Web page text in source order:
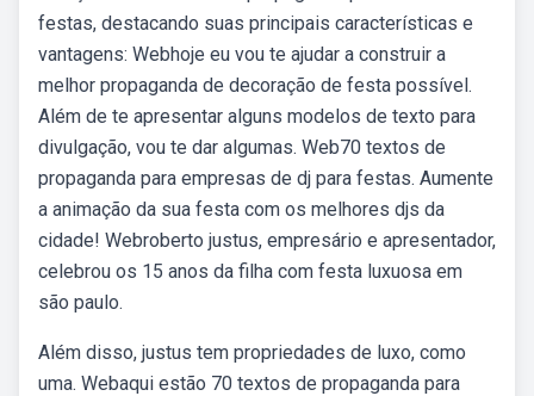
festas, destacando suas principais características e
vantagens: Webhoje eu vou te ajudar a construir a
melhor propaganda de decoração de festa possível.
Além de te apresentar alguns modelos de texto para
divulgação, vou te dar algumas. Web70 textos de
propaganda para empresas de dj para festas. Aumente
a animação da sua festa com os melhores djs da
cidade! Webroberto justus, empresário e apresentador,
celebrou os 15 anos da filha com festa luxuosa em
são paulo.
Além disso, justus tem propriedades de luxo, como
uma. Webaqui estão 70 textos de propaganda para